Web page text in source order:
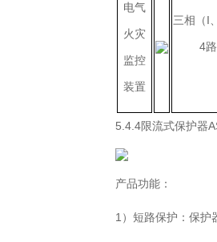
电气
火灾
监控
装置
三相（I
4
5.4.4限流式保护器
产品功能：
1）短路保护：保护